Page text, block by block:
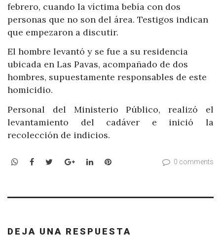
febrero, cuando la víctima bebía con dos
personas que no son del área. Testigos indican
que empezaron a discutir.
El hombre levantó y se fue a su residencia
ubicada en Las Pavas, acompañado de dos
hombres, supuestamente responsables de este
homicidio.
Personal del Ministerio Público, realizó el
levantamiento del cadáver e inició la
recolección de indicios.
WhatsApp
Facebook
TwitterGoogle+LinkedInPinterest 0 comments
DEJA UNA RESPUESTA